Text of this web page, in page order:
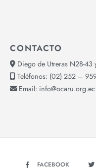
«Mamá Dolores
país, a la diversidad»:
del Movimiento